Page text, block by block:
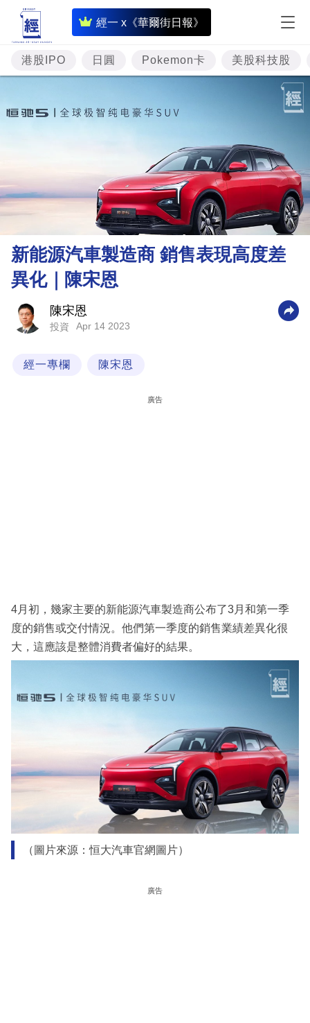
經一 x《華爾街日報》
即
時
財
經
題
樓
財
商
科
區
港股IPO 日圓 Pokemon卡 美股科技股
新能源汽車製造商 銷售表現高度差
異化｜陳宋恩
陳宋恩
投資 Apr 14 2023
經一專欄 陳宋恩
廣告
4月初，幾家主要的新能源汽車製造商公布了3月和第一季
度的銷售或交付情況。他們第一季度的銷售業績差異化很
大，這應該是整體消費者偏好的結果。
（圖片來源：恒大汽車官網圖片）
廣告